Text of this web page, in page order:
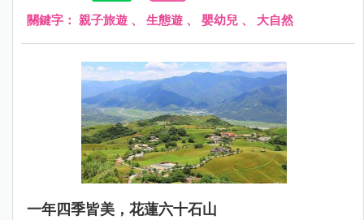
關鍵字： 親子旅遊 、 生態遊 、 嬰幼兒 、 大自然
一年四季皆美，花蓮六十石山